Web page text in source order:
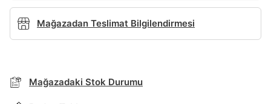
TAKSİT SEÇENEKLERİ
Mağazadan Teslimat Bilgilendirmesi
Mağazadaki Stok Durumu
BEDEN TABLOSU
Term Of Use
ipsum
aşağıdaki bilgileri giriniz.
E-posta Adresi*
sn
sn